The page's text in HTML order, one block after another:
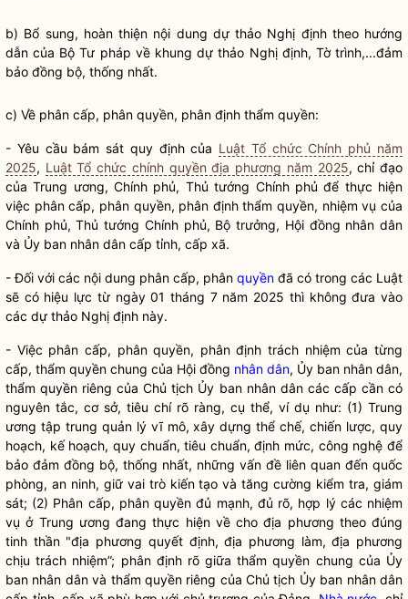
b) Bổ sung, hoàn thiện nội dung dự thảo Nghị định theo hướng
dẫn của Bộ Tư pháp về khung dự thảo Nghị định, Tờ trình,...đảm
bảo đồng bộ, thống nhất.
c) Về phân cấp, phân quyền, phân định thẩm quyền:
- Yêu cầu bám sát quy định của Luật Tổ chức Chính phủ năm
2025, Luật Tổ chức chính quyền địa phương năm 2025,chỉ đạo
của Trung ương, Chính phủ, Thủ tướng Chính phủ để thực hiện
việc phân cấp, phân quyền, phân định thẩmquyền, nhiệm vụ của
Chính phủ, Thủ tướng Chính phủ, Bộ trưởng, Hội đồng nhân dân
và Ủy ban nhân dân cấp tỉnh, cấp xã.
- Đối với các nội dung phân cấp, phân quyền đã có trong các Luật
sẽ có hiệu lực từ ngày 01 tháng 7 năm 2025 thì không đưa vào
các dự thảo Nghị định này.
- Việc phân cấp, phânquyền, phân định trách nhiệm của từng
cấp, thẩm quyền chung của Hội đồng nhân dân, Ủy ban nhân dân,
thẩmquyền riêng của Chủ tịch Ủy ban nhân dâncác cấp cần có
nguyên tắc, cơ sở, tiêu chí rõ ràng, cụ thể, ví dụ như: (1) Trung
ương tập trung quản lý vĩ mô, xây dựng thể chế, chiến lược, quy
hoạch, kế hoạch, quy chuẩn, tiêu chuẩn, định mức, công nghệ để
bảo đảm đồng bộ, thống nhất, những vấn đề liên quan đến quốc
phòng, an ninh, giữ vai trò kiến tạo và tăng cường kiểm tra, giám
sát; (2) Phân cấp, phânquyền đủ mạnh, đủ rõ, hợp lý các nhiệm
vụ ở Trung ương đang thực hiện về cho địa phương theo đúng
tinh thần "địa phương quyết định, địa phương làm, địa phương
chịu trách nhiệm”; phân định rõ giữa thẩmquyền chung của Ủy
ban nhân dânvà thẩm quyềnriêng của Chủ tịch Ủy ban nhân dân